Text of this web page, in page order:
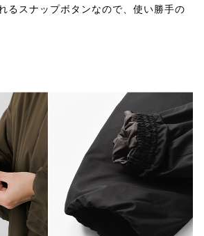
るスナップボタンなので、使い勝手の